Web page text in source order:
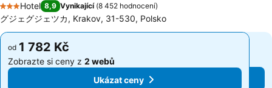
3 Počet hvězdiček
Hotel 8,9 Vynikající (8 452 hodnocení)
グジェグジェツカ, Krakov, 31-530, Polsko
od 1 782 Kč
Zobrazte si ceny z 2 webů
Ukázat ceny
od 1 782 Kč
Zobrazte si ceny z 2 webů
Ukázat ceny